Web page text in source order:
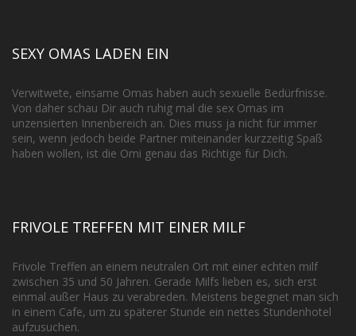
SEXY OMAS LADEN EIN
Verwitwete, einsame Omas haben auch sexuelle Bedürfnisse.
Von daher schau Dir auch ruhig mal die sex Omas im
unzensierten Innenbereich an. Dies muss ja nicht für immer
sein, wenn jedoch beide Partner miteinander kurzzeitig Spaß
haben wollen, ist die Omi genau das Richtige für Dich.
FRIVOLE TREFFEN MIT EINER MILF
Frivole Treffen an einem neutralen Ort mit einer echten milf
zwischen 35 und 50 Jahren. Gerade Milfs lieben es, sich erst
einmal außer Haus zu verabreden. Meistens begegnet man sich
in einem Cafe, um zu späterer Stunde ein nettes Stundenhotel
aufzusuchen.